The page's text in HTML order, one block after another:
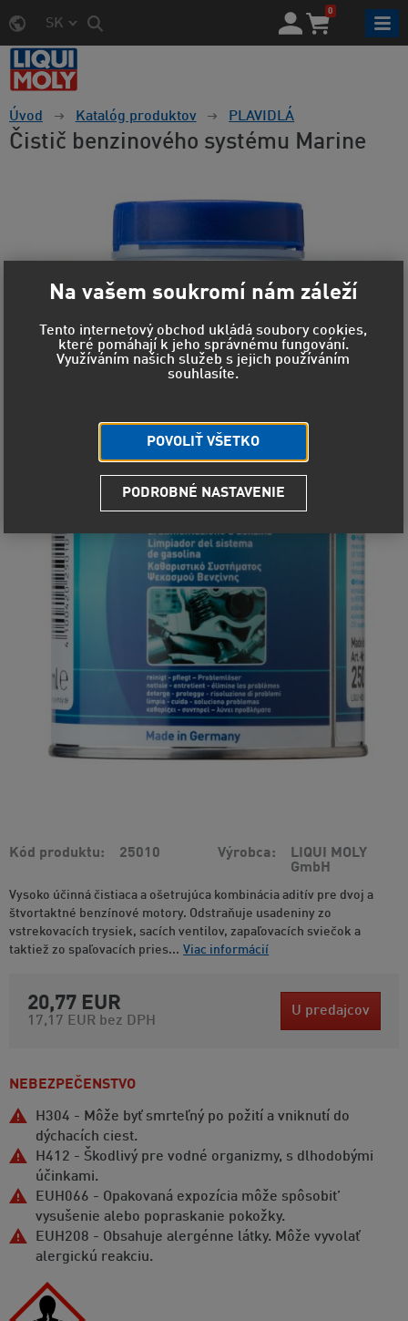
SK
0
Úvod Katalóg produktov PLAVIDLÁ
Čistič benzinového systému Marine
Kód produktu 25010 Výrobca
LIQUI MOLY
GmbH
Vysoko účinná čistiaca a ošetrujúca kombinácia aditív pre dvoj a
štvortaktné benzínové motory. Odstraňuje usadeniny zo
vstrekovacích trysiek, sacích ventilov, zapaľovacích sviečok a
taktiež zo spaľovacích pries... Viac informácií
20,77 EUR
17,17 EUR bez DPH
U predajcov
H304 - Môže byť smrteľný po požití a vniknutí do
dýchacích ciest.
H412 - Škodlivý pre vodné organizmy, s dlhodobými
účinkami.
EUH066 - Opakovaná expozícia môže spôsobit’
vysušenie alebo popraskanie pokožky.
EUH208 - Obsahuje alergénne látky. Môže vyvolať
alergickú reakciu.
NEBEZPEČENSTVO
Na vašem soukromí nám záleží
Tento internetový obchod ukládá soubory cookies,
které pomáhají k jeho správnému fungování.
Využíváním našich služeb s jejich používáním
souhlasíte.
POVOLIŤ VŠETKO
PODROBNÉ NASTAVENIE